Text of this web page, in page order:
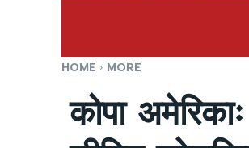
HOME MORE
कोपा